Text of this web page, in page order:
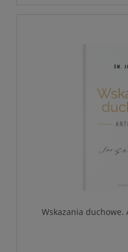
Wskazania duchowe.